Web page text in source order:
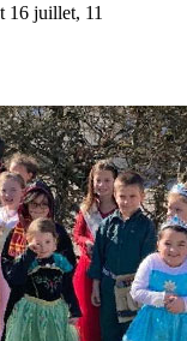
16 juillet, 11